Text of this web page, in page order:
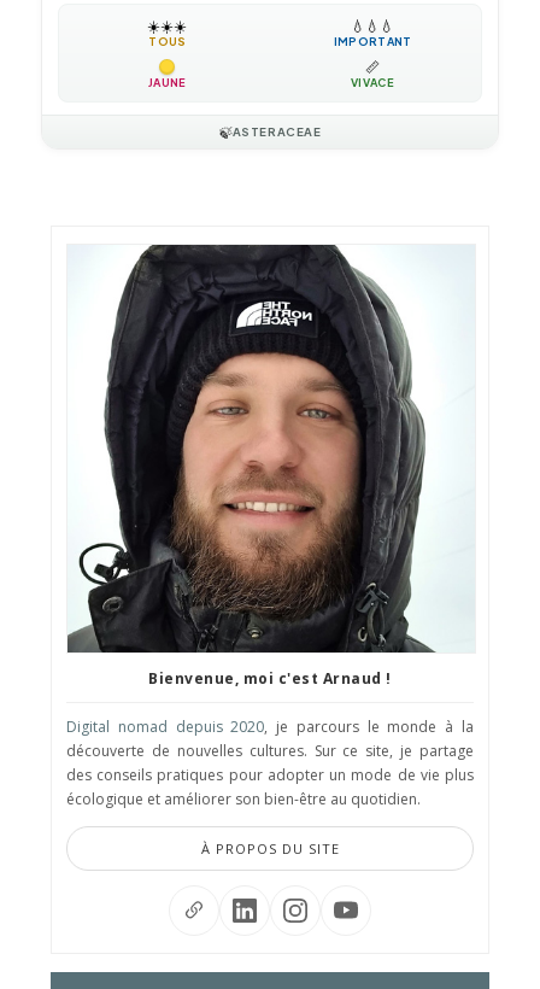
☀️☀️☀️
TOUS
💧 💧 💧
IMPORTANT
JAUNE
📏
VIVACE
🍃ASTERACEAE
Bienvenue, moi c'est Arnaud !
Digital nomad depuis 2020, je parcours le monde à la
découverte de nouvelles cultures. Sur ce site, je partage
des conseils pratiques pour adopter un mode de vie plus
écologique et améliorer son bien-être au quotidien.
À PROPOS DU SITE